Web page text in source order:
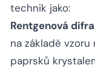
technik jako:
Rentgenová
na základě
paprsků